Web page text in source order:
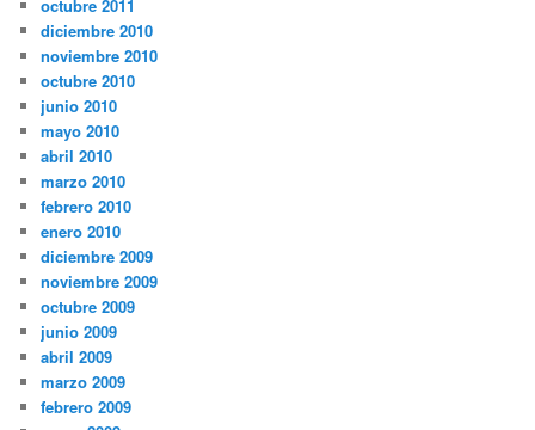
octubre 2011
diciembre 2010
noviembre 2010
octubre 2010
junio 2010
mayo 2010
abril 2010
marzo 2010
febrero 2010
enero 2010
diciembre 2009
noviembre 2009
octubre 2009
junio 2009
abril 2009
marzo 2009
febrero 2009